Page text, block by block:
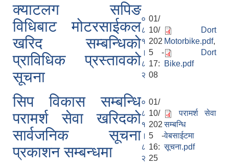
क्याटलग सपिङ
विधिबाट मोटरसाईकल
खरिद सम्बन्धिको
प्राविधिक प्रस्तावको
सूचना
०
८
१
।
८
२
01/
10/
202
5 -
17:
08
Dort
Motorbike.pdf,
Dort
Bike.pdf
सिप विकास सम्बन्धि
परामर्श सेवा खरिदको
सार्वजनिक सूचना
प्रकाशन सम्बन्धमा
०
८
१
।
८
२
01/
10/
202
5 -
16:
25
पराम‍र्श सेवा
सम्बन्धि
वेबसाईटमा
सूचना.pdf